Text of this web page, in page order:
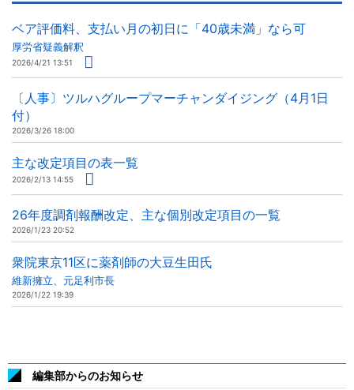
ベア評価料、支払い月の初日に「40歳未満」なら可
厚労省疑義解釈
2026/4/21 13:51
〔人事〕ツルハグループマーチャンダイジング（4月1日
付）
2026/3/26 18:00
主な改定項目の表一覧
2026/2/13 14:55
26年度調剤報酬改定、主な個別改定項目の一覧
2026/1/23 20:52
衆院東京11区に薬剤師の大豆生田氏
維新擁立、元足利市長
2026/1/22 19:39
編集部からのお知らせ